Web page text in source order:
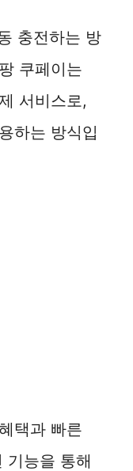
충전하는 방
쿠페이는
서비스로,
하는 방식입
택과 빠른
기능을 통해